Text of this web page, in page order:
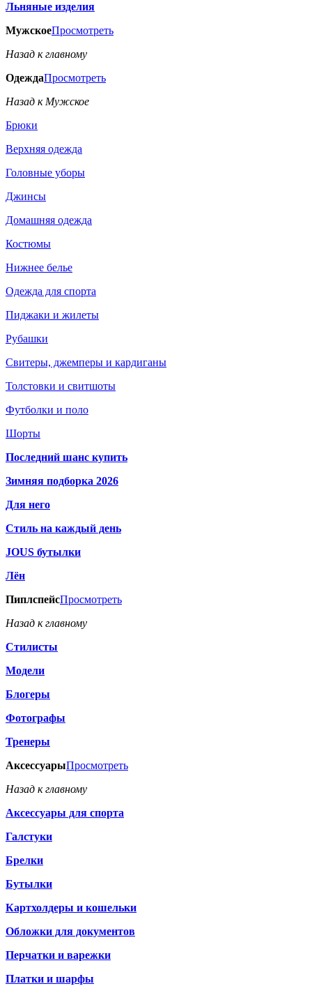
Льняные изделия
МужскоеПросмотреть
Назад к главному
ОдеждаПросмотреть
Назад к Мужское
Брюки
Верхняя одежда
Головные уборы
Джинсы
Домашняя одежда
Костюмы
Нижнее белье
Одежда для спорта
Пиджаки и жилеты
Рубашки
Свитеры, джемперы и кардиганы
Толстовки и свитшоты
Футболки и поло
Шорты
Последний шанс купить
Зимняя подборка 2026
Для него
Стиль на каждый день
JOUS бутылки
Лён
ПиплспейсПросмотреть
Назад к главному
Стилисты
Модели
Блогеры
Фотографы
Тренеры
АксессуарыПросмотреть
Назад к главному
Аксессуары для спорта
Галстуки
Брелки
Бутылки
Картхолдеры и кошельки
Обложки для документов
Перчатки и варежки
Платки и шарфы